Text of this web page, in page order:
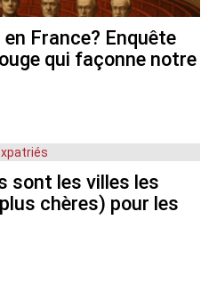
France? Enquête
qui façonne notre
sont les villes les
chères) pour les